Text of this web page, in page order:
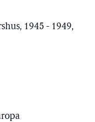
1945 - 1949,